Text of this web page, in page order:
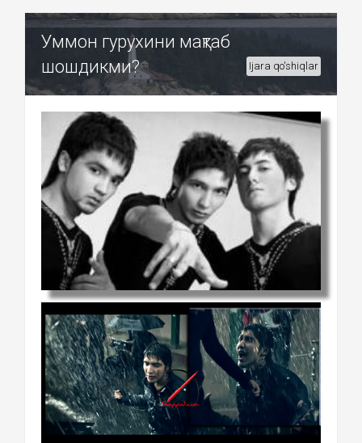
Уммон гурухини мақтаб
шошдикми?
Ijara qo'shiqlar